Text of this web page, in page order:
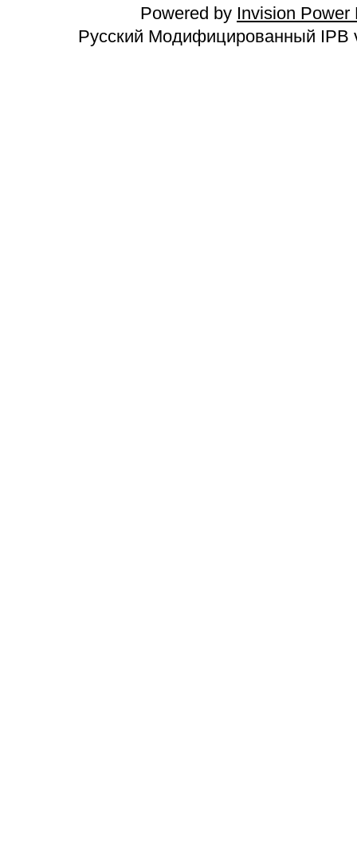
Powered by Invision Power
Русский Модифицированный IPB